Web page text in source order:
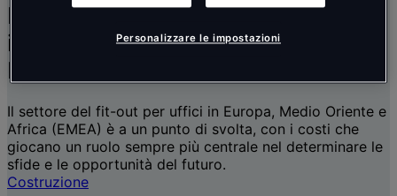
approfondimenti
Le 4 tendenze di costo che
influenzeranno il fit-out per uffici in
EMEA dal 2025
Il settore del fit-out per uffici in Europa, Medio Oriente e
Africa (EMEA) è a un punto di svolta, con i costi che
giocano un ruolo sempre più centrale nel determinare le
sfide e le opportunità del futuro.
Costruzione
Personalizzare le impostazioni